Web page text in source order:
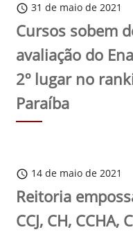
schedule 31 de maio de 2021
Cursos sobem
avaliação do
2º lugar no
Paraíba
schedule 14 de maio de 2021
Reitoria
CCJ, CH, CCHA,